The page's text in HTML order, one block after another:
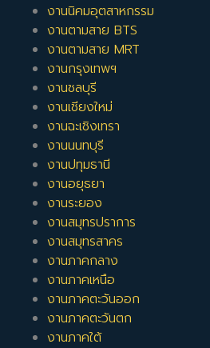
งานนิคมอุตสาหกรรม
งานตามสาย BTS
งานตามสาย MRT
งานกรุงเทพฯ
งานชลบุรี
งานเชียงใหม่
งานฉะเชิงเทรา
งานนนทบุรี
งานปทุมธานี
งานอยุธยา
งานระยอง
งานสมุทรปราการ
งานสมุทรสาคร
งานภาคกลาง
งานภาคเหนือ
งานภาคตะวันออก
งานภาคตะวันตก
งานภาคใต้